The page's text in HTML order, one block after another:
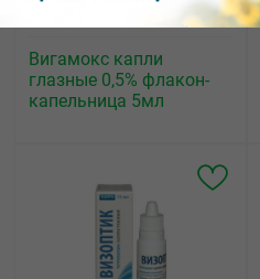
Вигамокс капли
глазные 0,5% флакон-
капельница 5мл